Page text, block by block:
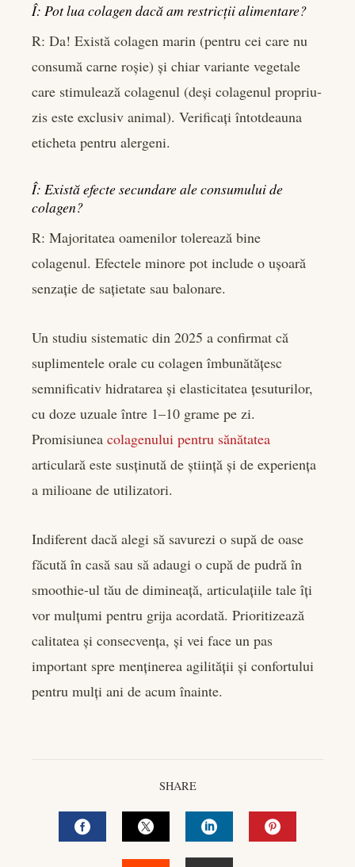
Î: Pot lua colagen dacă am restricții alimentare?
R: Da! Există colagen marin (pentru cei care nu
consumă carne roșie) și chiar variante vegetale
care stimulează colagenul (deși colagenul propriu-
zis este exclusiv animal). Verificați întotdeauna
eticheta pentru alergeni.
Î: Există efecte secundare ale consumului de
colagen?
R: Majoritatea oamenilor tolerează bine
colagenul. Efectele minore pot include o ușoară
senzație de sațietate sau balonare.
Un studiu sistematic din 2025 a confirmat că
suplimentele orale cu colagen îmbunătățesc
semnificativ hidratarea și elasticitatea țesuturilor,
cu doze uzuale între 1–10 grame pe zi.
Promisiunea colagenului pentru sănătatea
articulară este susținută de știință și de experiența
a milioane de utilizatori.
Indiferent dacă alegi să savurezi o supă de oase
făcută în casă sau să adaugi o cupă de pudră în
smoothie-ul tău de dimineață, articulațiile tale îți
vor mulțumi pentru grija acordată. Prioritizează
calitatea și consecvența, și vei face un pas
important spre menținerea agilității și confortului
pentru mulți ani de acum înainte.
SHARE
FACEBOOKTWITTERLINKEDIN